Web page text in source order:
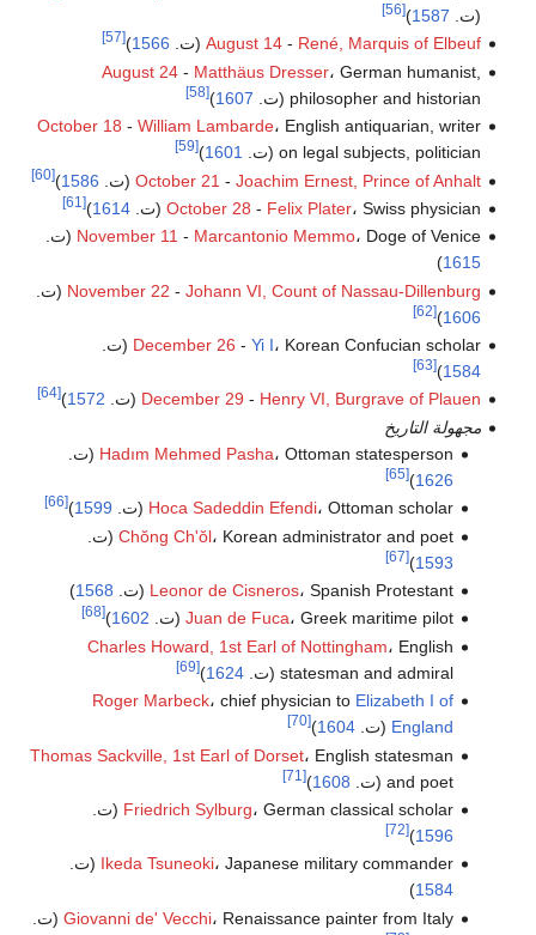
(ت. 1587
)
[56]
August 14- René, Marquis of Elbeuf (ت. 1566
)
[57]
August 24- Matthäus Dresser، German humanist,
philosopher and historian (ت.
1607
)
[58]
October 18 - William Lambarde، English antiquarian, writer
on legal subjects, politician (ت.
1601
)
[59]
October 21 - Joachim Ernest, Prince of Anhalt (ت. 1586
)
[60]
October 28 - Felix Plater، Swiss physician (ت. 1614
)
[61]
November 11 - Marcantonio Memmo، Doge of Venice (ت.
1615
)
November 22 - Johann VI, Count of Nassau-Dillenburg
(ت.
1606
)
[62]
December 26 - Yi I، Korean Confucian scholar (ت.
1584
)
[63]
December 29 - Henry VI, Burgrave of Plauen (ت. 1572
)
[64]
مجهولة التاريخ
Hadım Mehmed Pasha، Ottoman statesperson (ت.
1626
)
[65]
Hoca Sadeddin Efendi، Ottoman scholar (ت. 1599
)
[66]
Chŏng Ch'ŏl، Korean administrator and poet (ت.
1593
)
[67]
Leonor de Cisneros، Spanish Protestant (ت. 1568
)
Juan de Fuca، Greek maritime pilot (ت. 1602
)
[68]
Charles Howard, 1st Earl of Nottingham، English
statesman and admiral (ت.
1624
)
[69]
Roger Marbeck، chief physician to Elizabeth I of
England (ت. 1604
)
[70]
Thomas Sackville, 1st Earl of Dorset، English statesman
and poet (ت.
1608
)
[71]
Friedrich Sylburg، German classical scholar (ت.
1596
)
[72]
Ikeda Tsuneoki، Japanese military commander (ت.
1584
)
Giovanni de' Vecchi، Renaissance painter from Italy (ت.